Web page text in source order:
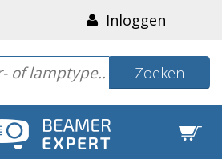
Inloggen
Zoeken